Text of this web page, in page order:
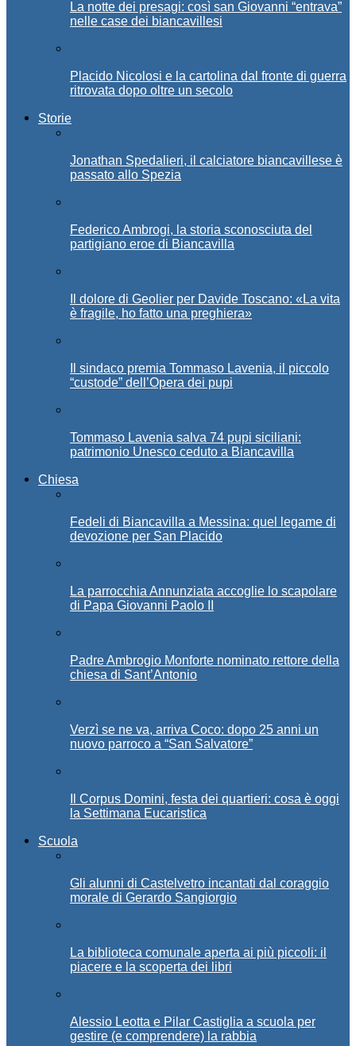
La notte dei presagi: così san Giovanni “entrava”
nelle case dei biancavillesi
Placido Nicolosi e la cartolina dal fronte di guerra
ritrovata dopo oltre un secolo
Storie
Jonathan Spedalieri, il calciatore biancavillese è
passato allo Spezia
Federico Ambrogi, la storia sconosciuta del
partigiano eroe di Biancavilla
Il dolore di Geolier per Davide Toscano: «La vita
è fragile, ho fatto una preghiera»
Il sindaco premia Tommaso Lavenia, il piccolo
“custode” dell’Opera dei pupi
Tommaso Lavenia salva 74 pupi siciliani:
patrimonio Unesco ceduto a Biancavilla
Chiesa
Fedeli di Biancavilla a Messina: quel legame di
devozione per San Placido
La parrocchia Annunziata accoglie lo scapolare
di Papa Giovanni Paolo II
Padre Ambrogio Monforte nominato rettore della
chiesa di Sant’Antonio
Verzì se ne va, arriva Coco: dopo 25 anni un
nuovo parroco a “San Salvatore”
Il Corpus Domini, festa dei quartieri: cosa è oggi
la Settimana Eucaristica
Scuola
Gli alunni di Castelvetro incantati dal coraggio
morale di Gerardo Sangiorgio
La biblioteca comunale aperta ai più piccoli: il
piacere e la scoperta dei libri
Alessio Leotta e Pilar Castiglia a scuola per
gestire (e comprendere) la rabbia